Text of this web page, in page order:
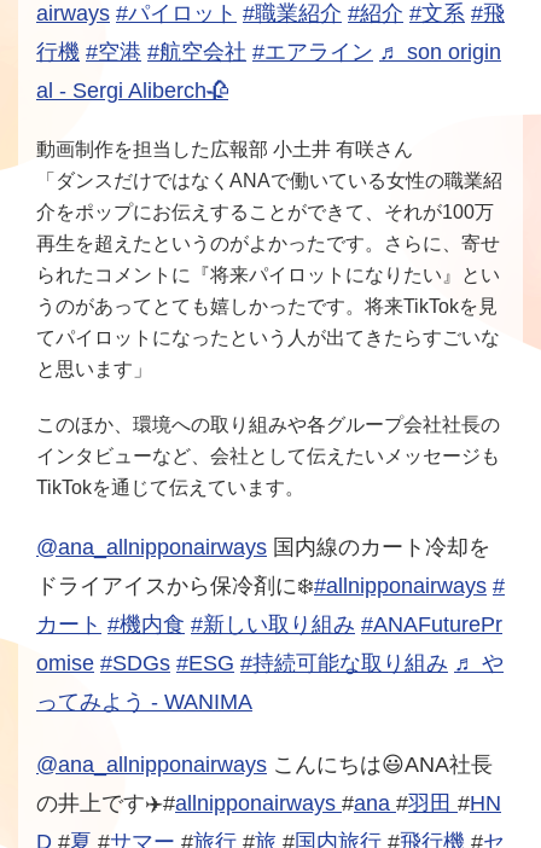
airways #パイロット #職業紹介 #紹介 #文系 #飛
行機 #空港 #航空会社 #エアライン ♬ son origin
al - Sergi Aliberch🥀
動画制作を担当した広報部 小土井 有咲さん
「ダンスだけではなくANAで働いている女性の職業紹
介をポップにお伝えすることができて、それが100万
再生を超えたというのがよかったです。さらに、寄せ
られたコメントに『将来パイロットになりたい』とい
うのがあってとても嬉しかったです。将来TikTokを見
てパイロットになったという人が出てきたらすごいな
と思います」
このほか、環境への取り組みや各グループ会社社長の
インタビューなど、会社として伝えたいメッセージも
TikTokを通じて伝えています。
@ana_allnipponairways 国内線のカート冷却を
ドライアイスから保冷剤に❄️#allnipponairways #
カート #機内食 #新しい取り組み #ANAFuturePr
omise #SDGs #ESG #持続可能な取り組み ♬ や
ってみよう - WANIMA
@ana_allnipponairways こんにちは😃ANA社長
の井上です✈️#allnipponairways #ana #羽田 #HN
D #夏 #サマー #旅行 #旅 #国内旅行 #飛行機 #セ